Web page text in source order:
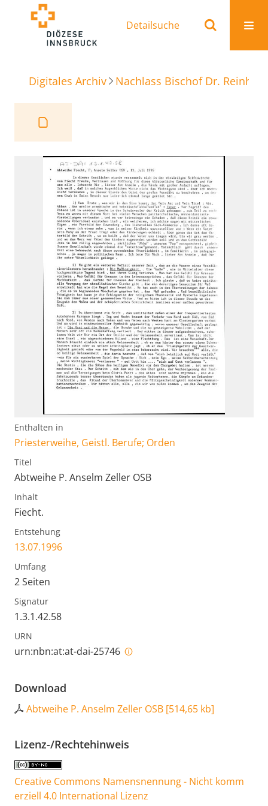
Detailsuche
Digitales Archiv Nachlass Bischof Dr.
Enthalten in
Priesterweihe, Geistl. Berufe; Orden
Titel
Abtweihe P. Anselm Zeller OSB
Inhalt
Fiecht.
Entstehung
13.07.1996
Umfang
2 Seiten
Signatur
1.3.1.42.58
URN
urn:nbn:at:at-dai-25746
Download
Abtweihe P. Anselm Zeller OSB [514,65 kb]
Lizenz-/Rechtehinweis
Creative Commons Namensnennung - Nicht komm
erziell 4.0 International Lizenz